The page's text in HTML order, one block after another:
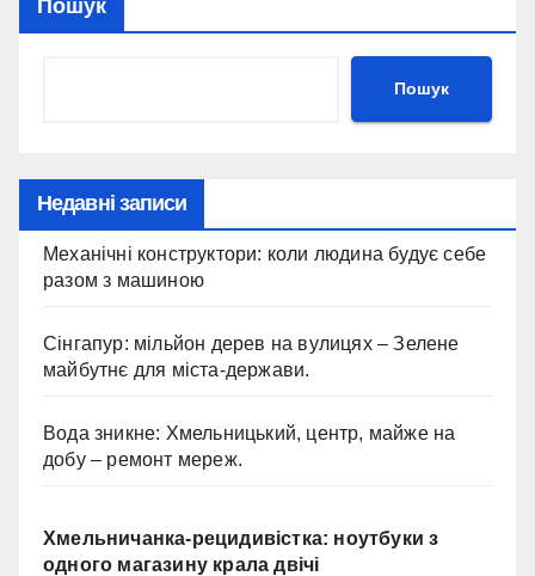
Пошук
Пошук
Недавні записи
Механічні конструктори: коли людина будує себе
разом з машиною
Сінгапур: мільйон дерев на вулицях – Зелене
майбутнє для міста-держави.
Вода зникне: Хмельницький, центр, майже на
добу – ремонт мереж.
Хмельничанка-рецидивістка: ноутбуки з
одного магазину крала двічі